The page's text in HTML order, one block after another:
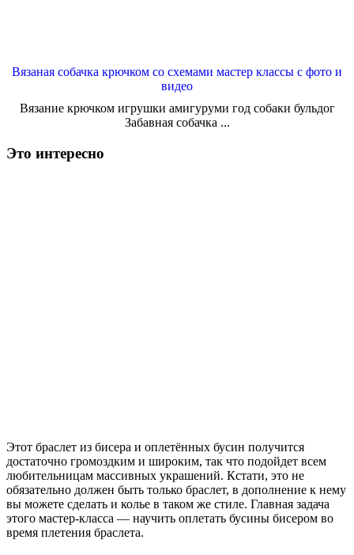
Вязаная собачка крючком со схемами мастер классы с фото и
видео
Вязание крючком игрушки амигуруми год собаки бульдог
Забавная собачка ...
Это интересно
Этот браслет из бисера и оплетённых бусин получится
достаточно громоздким и широким, так что подойдет всем
любительницам массивных украшений. Кстати, это не
обязательно должен быть только браслет, в дополнение к нему
вы можете сделать и колье в таком же стиле. Главная задача
этого мастер-класса — научить оплетать бусины бисером во
время плетения браслета.